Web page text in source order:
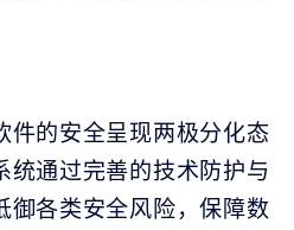
件的安全呈现两极分化态
统通过完善的技术防护与
御各类安全风险，保障数